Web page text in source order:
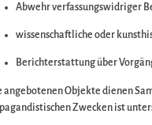
bitte
Abwehr verfassungswidriger
wissenschaftliche oder
Berichterstattung über
angebotenen Objekte dienen
Zwecken ist